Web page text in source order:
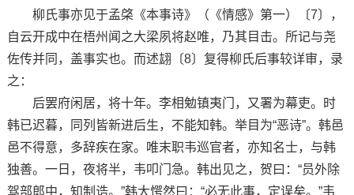
柳氏事亦见于孟棨《本事诗》（《情感》第一）〔7〕，
自云开成中在梧州闻之大梁夙将赵唯，乃其目击。所记与尧
佐传并同，盖事实也。而述翃〔8〕复得柳氏后事较详审，录
之：
后罢府闲居，将十年。李相勉镇夷门，又署为幕吏。时
韩已迟暮，同列皆新进后生，不能知韩。举目为“恶诗”。韩邑
邑不得意，多辞疾在家。唯末职韦巡官者，亦知名士，与韩
独善。一日，夜将半，韦叩门急。韩出见之，贺曰：“员外除
驾部郎中，知制诰。”韩大愕然曰：“必无此事，定误矣。”韦